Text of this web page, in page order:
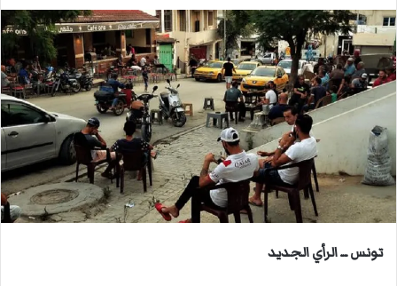
ل
ب
ر
ي
د
ا
ك
ر
تونس ــ الرأي الجديد